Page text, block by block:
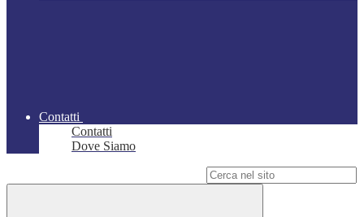
Contatti
Contatti
Dove Siamo